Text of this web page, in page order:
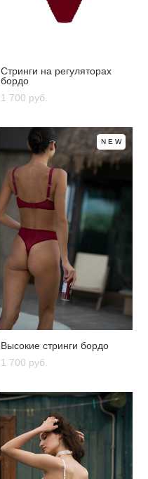
Стринги на регуляторах
бордо
1 700 pуб.
NEW
Высокие стринги бордо
1 700 pуб.